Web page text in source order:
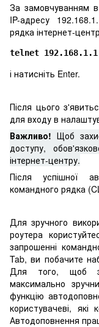
За замовчуванням в
IP-адресу
рядка інтернет-
telnet 192.168.1.1
і натисніть Enter.
Після цього
для входу в
Важливо! Щоб
доступу,
інтернет-центру.
Після успішної
командного рядка
Для зручного
роутера
запрошенні
Tab, ви побачите
Для того, щоб
максимально
функцію
користувачеві, які
Автодоповнення